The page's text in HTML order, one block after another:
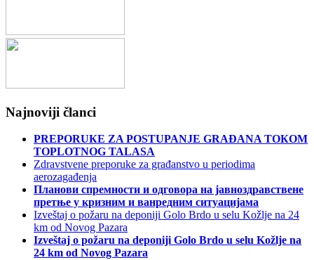
Najnoviji članci
PREPORUКE ZA POSTUPANJE GRAĐANA TOКOM
TOPLOTNOG TALASA
Zdravstvene preporuke za građanstvo u periodima
aerozagađenja
Планови спремности и одговора на јавноздравствене
претње у кризним и ванредним ситуацијама
Izveštaj o požaru na deponiji Golo Brdo u selu Kožlje na 24
km od Novog Pazara
Izveštaj o požaru na deponiji Golo Brdo u selu Kožlje na
24 km od Novog Pazara